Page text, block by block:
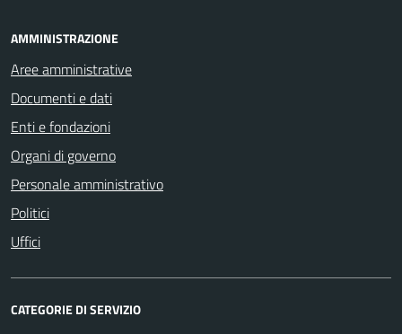
AMMINISTRAZIONE
Aree amministrative
Documenti e dati
Enti e fondazioni
Organi di governo
Personale amministrativo
Politici
Uffici
CATEGORIE DI SERVIZIO